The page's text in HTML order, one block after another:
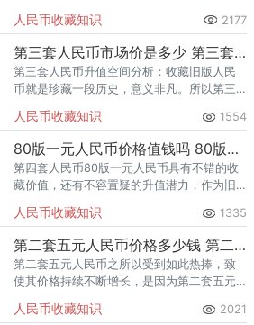
人民币收藏知识 2177
第三套人民币市场价是多少 第三套人民币升值空间分析
第三套人民币升值空间分析：收藏旧版人民
币就是珍藏一段历史，意义非凡。所以第三
上涨可能性非常的大。
人民币收藏知识 1554
80版一元人民币价格值钱吗 80版一元人民币有收藏价值吗
第四套人民币80版一元人民币具有不错的收
藏价值，还有不容置疑的升值潜力，作为旧
人民币收藏知识 1335
第二套五元人民币价格多少钱 第二套五元人民币值得收藏投资吗
第二套五元人民币之所以受到如此热捧，致
使其价格持续不断增长，是因为第二套五元
收藏第二套五元人民币的朋友千万别错过
人民币收藏知识 2021